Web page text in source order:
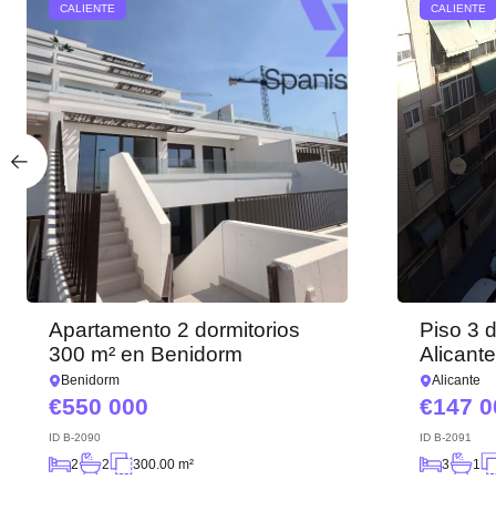
CALIENTE
Apartamento 2 dormitorios
300 m² en Benidorm
Benidorm
550 000
ID B-2090
2 2 300.00 m²
CALIENTE
Piso 3
Alicante
Alicante
147
IDB-2091
3 1